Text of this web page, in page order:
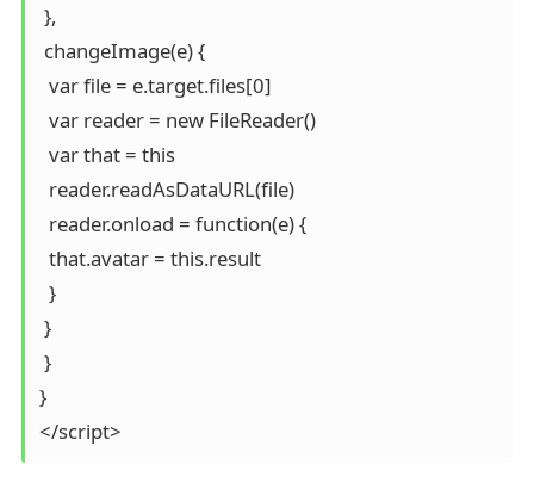
},
changeImage(e) {
  var file = e.target.files[0]
  var reader = new FileReader()
  var that = this
  reader.readAsDataURL(file)
  reader.onload = function(e) {
  that.avatar = this.result
  }
}
}
}